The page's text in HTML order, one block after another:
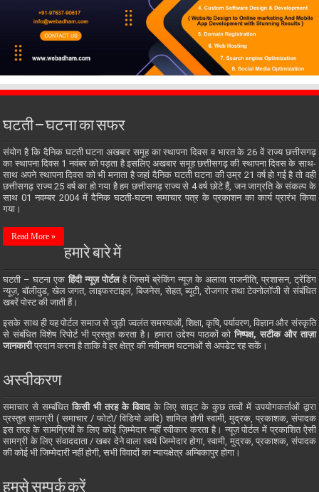
घटती – घटना का सफर
संयोग है कि दैनिक घटती घटना अखबार समूह का स्थापना दिवस व भारत के 26 वें राज्य छत्तीसगढ़
का स्थापना दिवस 1 नवंबर को पड़ता है इसलिए अखबार समूह छत्तीसगढ़ की स्थापना दिवस के साथ-
साथ अपने स्थापना दिवस को भी मनाता है जहां दैनिक घटती घटना की उम्र 21 वर्ष हो गई है तो वही
छत्तीसगढ़ राज्य 25 वर्ष का हो गया है हम छत्तीसगढ़ राज्य से 4 वर्ष छोटे हैं, जन जाग्रति के संकल्प के
साथ 01 नवम्बर 2004 में दैनिक घटती-घटना समाचार पत्र के प्रकाशन का कार्य प्रारंभ किया
गया।
Read More »
हमारे बारे में
घटती – घटना एक हिंदी न्यूज़ पोर्टलहै जिसमें ब्रेकिंग न्यूज़ के अलावा राजनीति, प्रशासन, ट्रेंडिंग
न्यूज़, बॉलीवुड, खेल जगत, लाइफस्टाइल, बिजनेस, सेहत, ब्यूटी, रोजगार तथा टेक्नोलॉजी से संबंधित
खबरें पोस्ट की जाती हैं।
इसके साथ ही यह पोर्टल समाज से जुड़ी ज्वलंत समस्याओं, शिक्षा, कृषि, पर्यावरण, विज्ञान और संस्कृति
से संबंधित विशेष रिपोर्ट भी प्रस्तुत करता है। हमारा उद्देश्य पाठकों कोनिष्पक्ष, सटीक और ताज़ा
जानकारीप्रदान करना है ताकि वे हर क्षेत्र की नवीनतम घटनाओं से अपडेट रह सकें।
अस्वीकरण
समाचार से सम्बंधितकिसी भी तरह के विवादके लिए साइट के कुछ तत्वों में उपयोगकर्ताओं द्वारा
प्रस्तुत सामग्री ( समाचार / फोटो/ विडियो आदि) शामिल होगी स्वामी, मुद्रक, प्रकाशक, संपादक
इस तरह के सामग्रियों के लिए कोई ज़िम्मेदार नहीं स्वीकार करता है। न्यूज़ पोर्टल में प्रकाशित ऐसी
सामग्री के लिए संवाददाता / खबर देने वाला स्वयं जिम्मेदार होगा, स्वामी, मुद्रक, प्रकाशक, संपादक
की कोई भी जिम्मेदारी नहीं होगी, सभी विवादों का न्यायक्षेत्र अम्बिकापुर होगा।
हमसे सम्पर्क करें